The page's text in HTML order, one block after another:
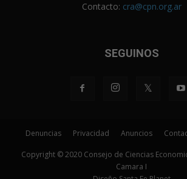
Contacto: cra@cpn.org.ar
SEGUINOS
Denuncias Privacidad Anuncios
Copyright © 2020 Consejo de Ciencias
Camara I